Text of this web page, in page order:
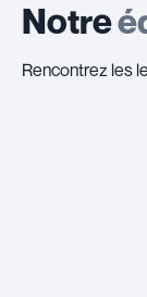
Notre
Rencontrez les